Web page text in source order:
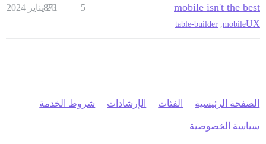
mobile isn't the best
UX
mobile
table-builder
5
871
26 يناير 2024
الصفحة الرئيسية الفئات الإرشادات شروط الخدمة
سياسة الخصوصية